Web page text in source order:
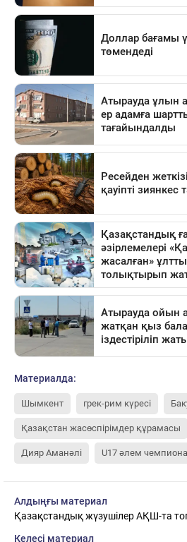
Материалда:
Шымкент грек-рим күресі
Қазақстан жасөспірімдер құрамасы
Дияр Аманәлі U17 әлем
Алдыңғы материал
Қазақстандық жүзушілер АҚШ-та
Келесі материал